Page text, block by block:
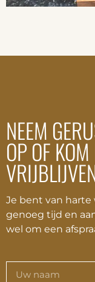
NEEM
OP OF
Je bent van
genoeg tijd en
wel om een